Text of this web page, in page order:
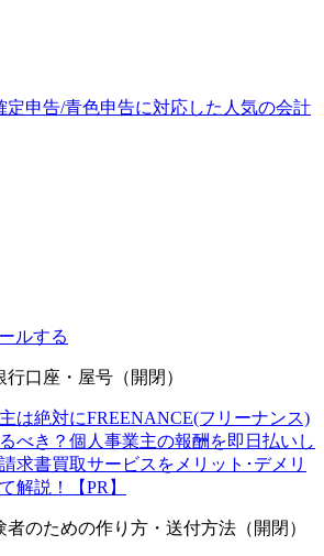
申告/青色申告に対応した人気の会計
ルする
口座・屋号（開閉）
は絶対にFREENANCE(フリーナンス)
べき？個人事業主の報酬を即日払いし
求書買取サービスをメリット･デメリ
解説！【PR】
のための作り方・送付方法（開閉）